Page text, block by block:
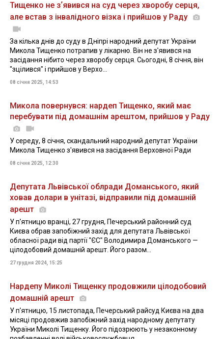
Тищенко не зʼявився на суд через хворобу серця,
але встав з інвалідного візка і прийшов у Раду
За кілька днів до суду в Дніпрі народний депутат України
Микола Тищенко потрапив у лікарню. Він не з'явився на
засідання нібито через хворобу серця. Сьогодні, 8 січня, він
"зцілився" і прийшов у Верхо...
08 січня 2025, 14:53
Микола повернувся: нардеп Тищенко, який має
перебувати під домашнім арештом, прийшов у Раду
У середу, 8 січня, скандальний народний депутат України
Микола Тищенко з'явився на засідання Верховної Ради
08 січня 2025, 12:30
Депутата Львівської облради Доманського, який
ховав долари в унітазі, відправили під домашній
арешт
У п'ятницю вранці, 27 грудня, Печерський районний суд
Києва обрав запобіжний захід для депутата Львівської
обласної ради від партії "ЄС" Володимира Доманського —
цілодобовий домашній арешт. Його разом...
27 грудня 2024, 15:25
Нардепу Миколі Тищенку продовжили цілодобовий
домашній арешт
У п'ятницю, 15 листопада, Печерський райсуд Києва на два
місяці продовжив запобіжний захід народному депутату
України Миколі Тищенку. Його підозрюють у незаконному